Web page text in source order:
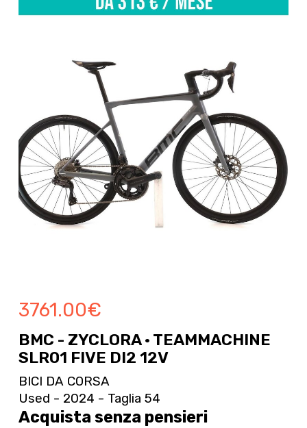
3761.00€
BMC - ZYCLORA · TEAMMACHINE
SLR01 FIVE DI2 12V
BICI DA CORSA
Used - 2024 - Taglia 54
Acquista senza pensieri